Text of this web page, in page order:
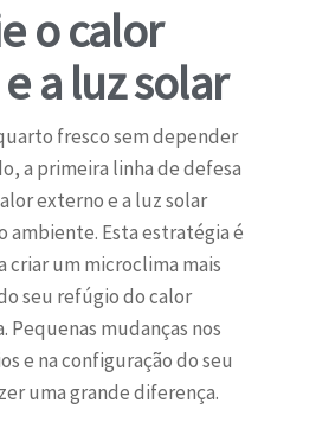
o calor
a luz solar
fresco sem depender
a primeira linha de defesa
externo e a luz solar
ambiente. Esta estratégia é
criar um microclima mais
seu refúgio do calor
Pequenas mudanças nos
e na configuração do seu
uma grande diferença.